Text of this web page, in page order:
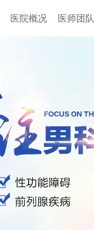
医院概况 医师团队